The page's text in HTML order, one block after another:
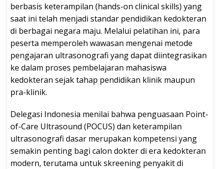
berbasis keterampilan (hands-on clinical skills) yang
saat ini telah menjadi standar pendidikan kedokteran
di berbagai negara maju. Melalui pelatihan ini, para
peserta memperoleh wawasan mengenai metode
pengajaran ultrasonografi yang dapat diintegrasikan
ke dalam proses pembelajaran mahasiswa
kedokteran sejak tahap pendidikan klinik maupun
pra-klinik.
Delegasi Indonesia menilai bahwa penguasaan Point-
of-Care Ultrasound (POCUS) dan keterampilan
ultrasonografi dasar merupakan kompetensi yang
semakin penting bagi calon dokter di era kedokteran
modern, terutama untuk skreening penyakit di